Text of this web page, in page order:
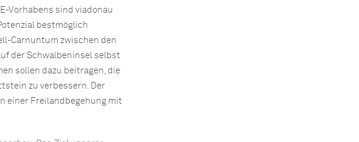
Vorhabens sind viadonau
bestmöglich
Carnuntum zwischen den
der Schwalbeninsel selbst
sollen dazu beitragen, die
zu verbessern. Der
einer Freilandbegehung mit